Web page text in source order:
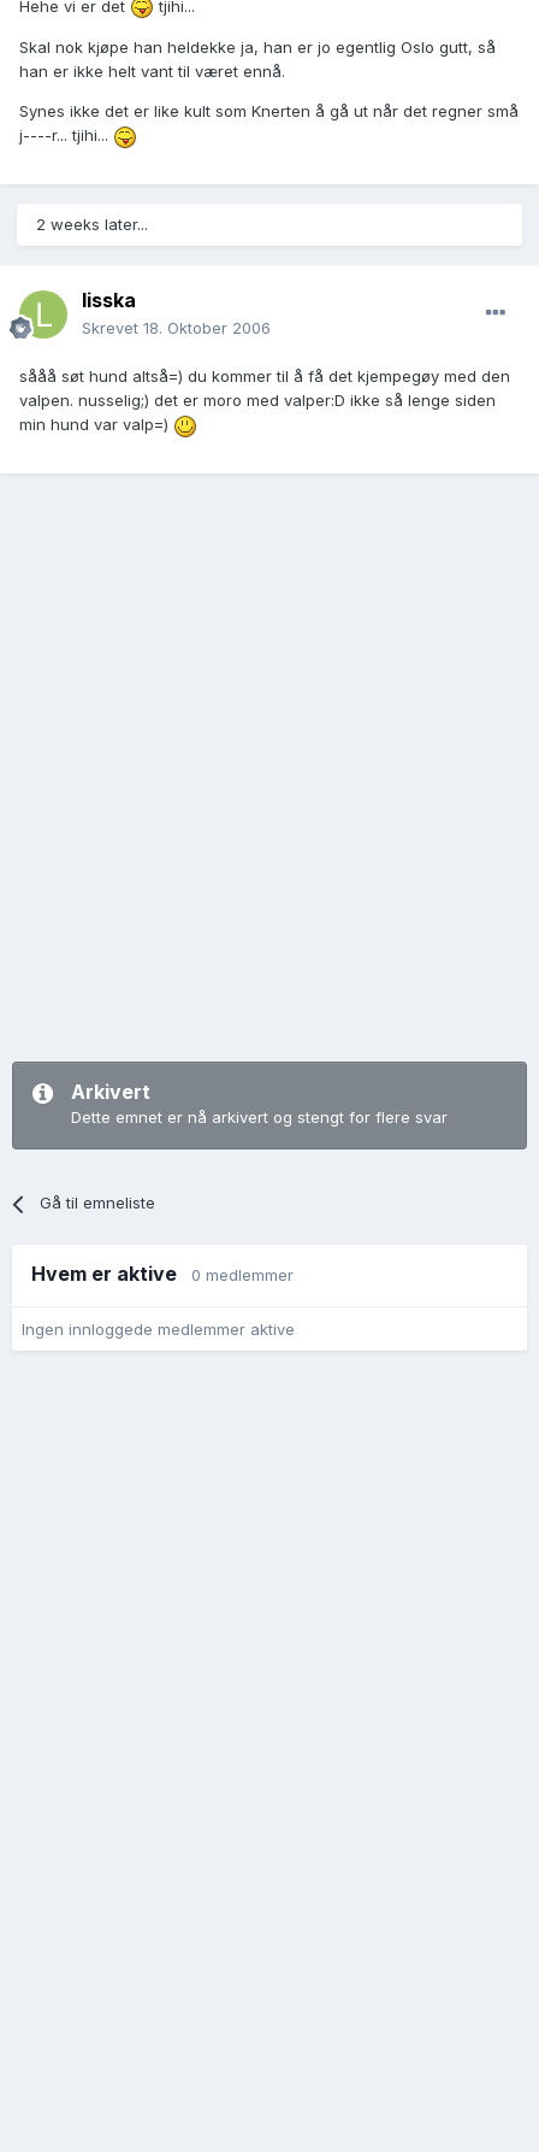
Hehe vi er det tjihi...
Skal nok kjøpe han heldekke ja, han er jo egentlig Oslo gutt, så
han er ikke helt vant til været ennå.
Synes ikke det er like kult som Knerten å gå ut når det regner små
j----r... tjihi...
2 weeks later...
lisska
Skrevet 18. Oktober 2006
sååå søt hund altså=) du kommer til å få det kjempegøy med den
valpen. nusselig;) det er moro med valper:D ikke så lenge siden
min hund var valp=)
Arkivert
Dette emnet er nå arkivert og stengt for flere svar
Gå til emneliste
Hvem er aktive 0 medlemmer
Ingen innloggede medlemmer aktive